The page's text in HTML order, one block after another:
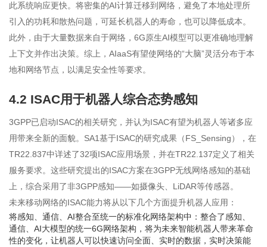
此系统响应更快。将密集的AI计算迁移到网络，避免了本地处理所
引入的功耗和散热问题，可延长机器人的寿命，也可以降低成本。
此外，由于大量数据来自于网络，6G原生AI模型可以更准确地理解
上下文并作出决策。综上，AIaaS有望使网络的“大脑”灵活分布于本
地和网络节点，以满足安全性等要求。
4.2 ISAC用于机器人综合态势感知
3GPP已启动ISAC的相关研究，并认为ISAC有望为机器人等诸多应
用带来全新的面貌。SA1基于ISAC的研究成果（FS_Sensing），在
TR22.837中详述了32项ISAC应用场景，并在TR22.137定义了相关
服务要求。这些研究提出的ISAC方案在3GPP无线网络感知的基础
上，综合采用了非3GPP感知——如摄像头、LiDAR等传感器。
未来移动网络的ISAC能力将从以下几个方面提升机器人应用：
将感知、通信、AI整合至统一的标准化网络架构中：整合了感知、
通信、AI大模型的统一6G网络架构，将为未来智能机器人带来革命
性的变化，让机器人可以快速访问全面、实时的数据，实时决策能